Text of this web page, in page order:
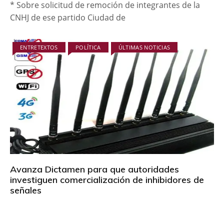
* Sobre solicitud de remoción de integrantes de la
CNHJ de ese partido Ciudad de
ENTRETEXTOS POLÍTICA ÚLTIMAS NOTICIAS
Avanza Dictamen para que autoridades
investiguen comercialización de inhibidores de
señales